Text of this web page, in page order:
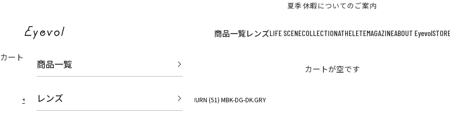
夏季休暇についてのご案内
Eyevol Online Store 商品一覧レンズLIFE SCENECOLLECTIONATHELETEMAGAZINEABOUT Eyevol
商品一覧
レンズ
カート
カートが空です
サングラスのEyevol TOP MILBURN (51) MBK-DG-DK.GRY